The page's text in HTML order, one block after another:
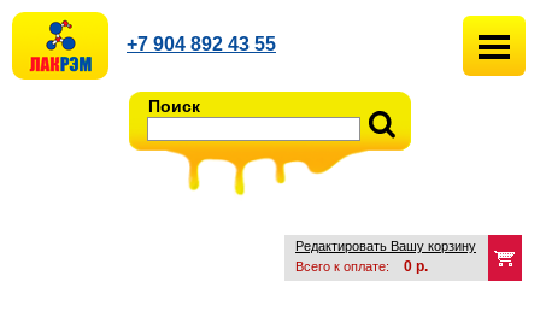
Поиск
+7 904 892 43 55
Редактировать Вашу корзину
Всего к оплате:
0 р.